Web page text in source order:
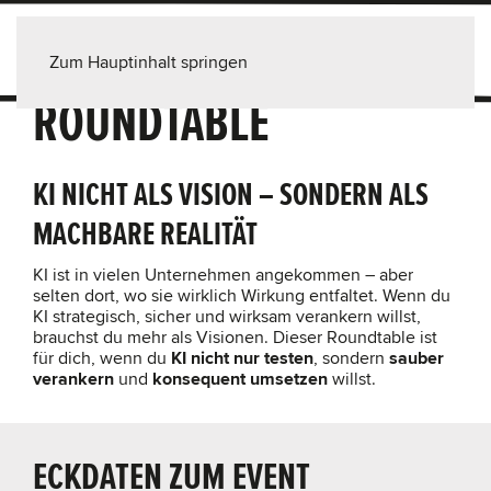
Zum Hauptinhalt springen
AI BY DESIGN |
ROUNDTABLE
KI NICHT ALS VISION – SONDERN ALS
MACHBARE REALITÄT
KI ist in vielen Unternehmen angekommen – aber
selten dort, wo sie wirklich Wirkung entfaltet. Wenn du
KI strategisch, sicher und wirksam verankern willst,
brauchst du mehr als Visionen. Dieser Roundtable ist
für dich, wenn du KI nicht nur testen, sondern sauber
verankern und konsequent umsetzen willst.
ECKDATEN ZUM EVENT